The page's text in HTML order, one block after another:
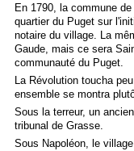
En 1790, la commune
quartier du Puget sur
notaire du village. La
Gaude, mais ce sera
communauté du Puget.
La Révolution toucha
ensemble se montra
Sous la terreur, un
tribunal de Grasse.
Sous Napoléon, le